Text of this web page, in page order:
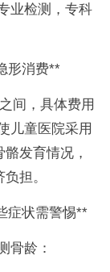
业检测，专科
形消费**
间，具体费用
儿童医院采用
发育情况，
担。
症状需警惕**
骨龄：